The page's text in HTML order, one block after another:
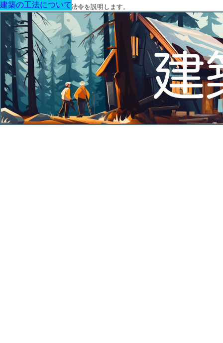
建築に関する用語と関連法令を説明します。
建築の工法について
建築の工法について
建築の工法について
建築の工法について
建築の工法について
建築の工法について
建築の工法について